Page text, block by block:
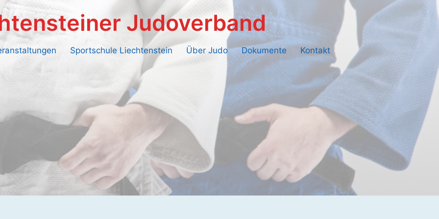
Judoverband
Sportschule Liechtenstein Über Judo Dokumente Kontakt